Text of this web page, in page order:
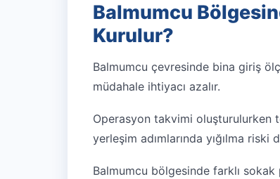
Balmumcu
Kurulur?
Balmumcu çevresinde bina giriş
müdahale ihtiyacı azalır.
Operasyon takvimi oluşturulurken
yerleşim adımlarında yığılma riski
Balmumcu bölgesinde farklı